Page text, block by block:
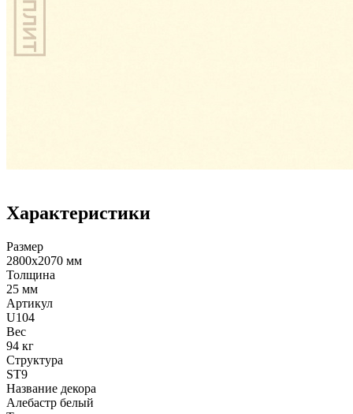
Характеристики
Размер
2800х2070 мм
Толщина
25 мм
Артикул
U104
Вес
94 кг
Структура
ST9
Название декора
Алебастр белый